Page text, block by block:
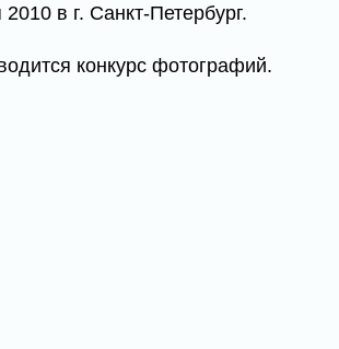
в г. Санкт-Петербург.
конкурс фотографий.